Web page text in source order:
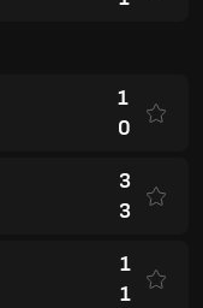
1
0
3
3
1
1